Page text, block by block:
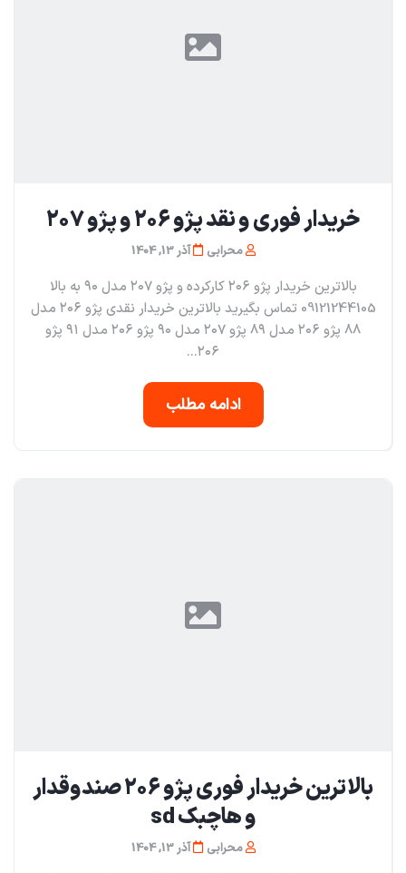
خریدار فوری و نقد پژو ٢٠٦ و پژو ٢٠٧
محرابی آذر 13, 1404
بالاترین خریدار پژو ٢٠٦ کارکرده و پژو ٢٠٧ مدل ۹۰ به بالا
09121244105 تماس بگیرید بالاترین خریدار نقدی پژو ۲۰۶ مدل
٨٨ پژو ۲۰۶ مدل ٨٩ پژو ۲۰۷ مدل ٩٠ پژو ۲۰۶ مدل ٩١ پژو
۲۰۶...
ادامه مطلب
بالاترین خریدار فوری پژو ۲۰۶ صندوقدار
و هاچبک sd
محرابی آذر 13, 1404